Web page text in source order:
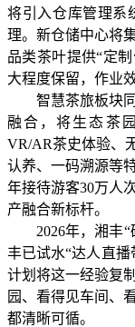
将引入仓库管理系
理。新仓储中心将
品类茶叶提供“定
大程度保留，作业
智慧茶旅板块同
融合，将生态茶
VR/AR茶史体验、
认养、一码溯源等
年接待游客30万人
产融合新标杆。
2026年，湘丰“
丰已试水“达人直
计划将这一经验复
园、看得见车间、
都清晰可循。